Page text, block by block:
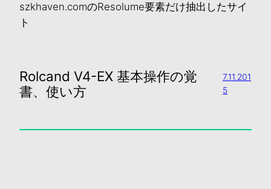
szkhaven.comのResolume要素だけ抽出したサイ
ト
Rolcand V4-EX 基本操作の覚
書、使い方
7.11.201
5